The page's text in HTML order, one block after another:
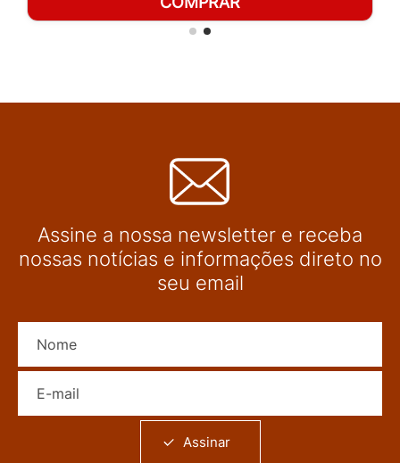
Assine a nossa newsletter e receba
nossas notícias e informações direto no
seu email
Assinar